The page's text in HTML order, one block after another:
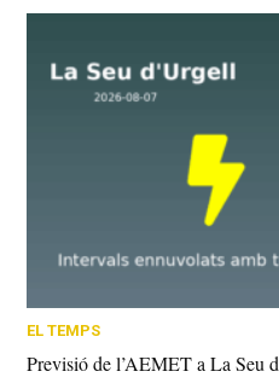
EL TEMPS
Previsió de l’AEMET a La Seu